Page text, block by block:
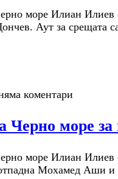
море Илиан Илиев
Аут за срещата
коментари
Черно море
море Илиан Илиев
отпадна Мохамед Аши